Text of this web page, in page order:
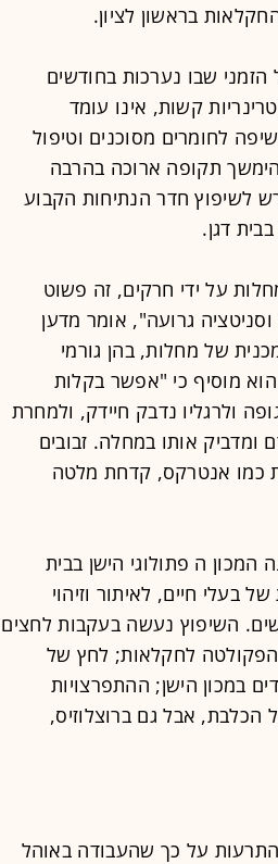
בראשון לציון.
שבו נערכות בחודשים
קשות, אינו עומד
לחומרים מסוכנים וטיפול
תקופה ארוכה בהרבה
לשיפוץ חדר הנתיחות הקבוע
דגן.
על ידי חרקים, זה פשוט
גרועה", אומר מדען
של מחלות, בהן גורמי
מוסיף כי "אפשר בקלות
ולרגליו נדבק חיידק, ולמחרת
אותו במחלה. זבובים
כמו אנטרקס, קדחת מלטה
ה פתולוגי הישן בבית
בעלי חיים, לאיתור וזיהוי
זמן השיפוץ הוערך אז ב-6-8 חודשים. השיפוץ נעשה בעקבות לחצים
הפקולטה לחקלאות; לחץ של
במכון הישן; ההתפרצויות
הכלבת, אבל גם ברוצלוזיס,
על כך שהעבודה באוהל